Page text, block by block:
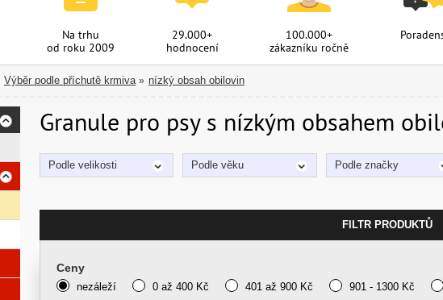
Na trhu
od roku 2009
29.000+
hodnocení
100.000+
zákazníku ročně
Výběr podle příchutě krmiva » nízký obsah obilovin
Granule pro psy s nízkým obsahem
Podle velikosti Podle věku Podle značky
FILTR PRODUKTŮ
Ceny
nezáleží 0 až 400 Kč 401 až 900 Kč 901 - 1300 Kč